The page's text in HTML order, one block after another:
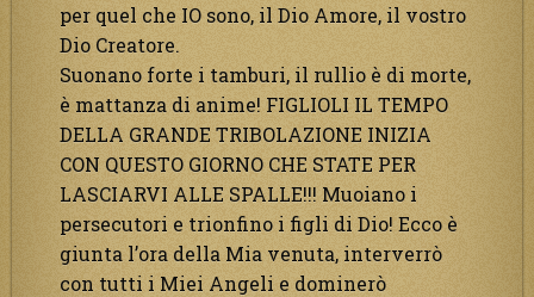
per quel che IO sono, il Dio Amore, il vostro
Dio Creatore.
Suonano forte i tamburi, il rullio è di morte,
è mattanza di anime! FIGLIOLI IL TEMPO
DELLA GRANDE TRIBOLAZIONE INIZIA
CON QUESTO GIORNO CHE STATE PER
LASCIARVI ALLE SPALLE!!! Muoiano i
persecutori e trionfino i figli di Dio! Ecco è
giunta l’ora della Mia venuta, interverrò
con tutti i Miei Angeli e dominerò